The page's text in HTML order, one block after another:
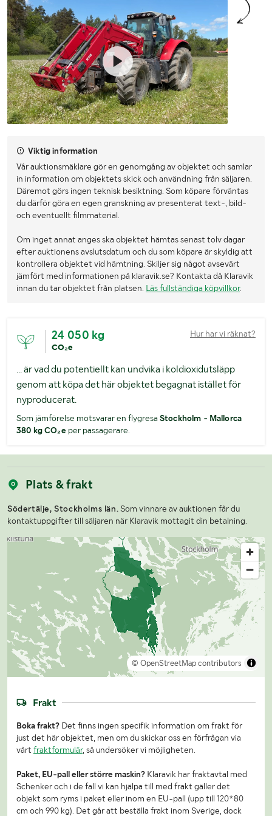
Viktig information
Vår auktionsmäklare gör en genomgång av objektet och samlar
in information om objektets skick och användning från säljaren.
Däremot görs ingen teknisk besiktning. Som köpare förväntas
du därför göra en egen granskning av presenterat text-, bild-
och eventuellt filmmaterial.
Om inget annat anges ska objektet hämtas senast tolv dagar
efter auktionens avslutsdatum och du som köpare är skyldig att
kontrollera objektet vid hämtning. Skiljer sig något avsevärt
jämfört med informationen på klaravik.se? Kontakta då Klaravik
innan du tar objektet från platsen. Läs fullständiga köpvillkor.
24 050 kg
CO₂e
Hur har vi räknat?
... är vad du potentiellt kan undvika i koldioxidutsläpp
genom att köpa det här objektet begagnat istället för
nyproducerat.
Som jämförelse motsvarar en flygresa Stockholm - Mallorca
380 kg CO₂eper passagerare.
Plats & frakt
Södertälje, Stockholms län. Som vinnare av auktionen får du
kontaktuppgifter till säljaren när Klaravik mottagit din betalning.
© OpenStreetMap contributors
Frakt
Boka frakt? Det finns ingen specifik information om frakt för
just det här objektet, men om du skickar oss en förfrågan via
vårt fraktformulär, så undersöker vi möjligheten.
Paket, EU-pall eller större maskin? Klaravik har fraktavtal med
Schenker och i de fall vi kan hjälpa till med frakt gäller det
objekt som ryms i paket eller inom en EU-pall (upp till 120*80
cm och 990 kg). Det går att beställa frakt inom Sverige, dock